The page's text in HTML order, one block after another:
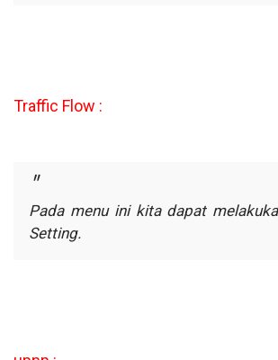
Traffic Flow :
Pada menu ini kita dapat
Setting.